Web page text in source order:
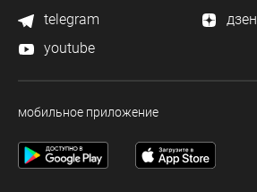
telegram
дзен
youtube
мобильное приложение